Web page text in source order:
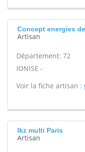
Concept energies
Artisan
Département: 72
IONISE -
Voir la fiche artisan :
Ikz multi Paris
Artisan